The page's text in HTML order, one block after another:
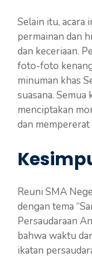
Selain itu, acara
permainan dan
dan keceriaan.
foto-foto
minuman khas
suasana.
menciptakan
dan mempererat
Reuni SMA
dengan tema
Persaudaraan
bahwa waktu
ikatan